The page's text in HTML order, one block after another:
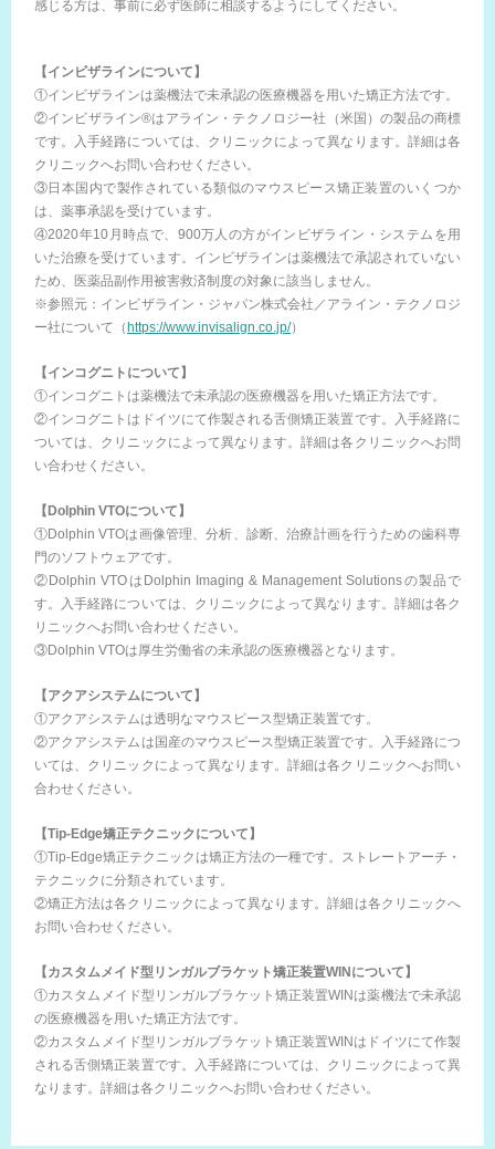
感じる方は、事前に必ず医師に相談するようにしてください。
【インビザラインについて】
①インビザラインは薬機法で未承認の医療機器を用いた矯正方法です。
②インビザライン®はアライン・テクノロジー社（米国）の製品の商標
です。入手経路については、クリニックによって異なります。詳細は各
クリニックへお問い合わせください。
③日本国内で製作されている類似のマウスピース矯正装置のいくつか
は、薬事承認を受けています。
④2020年10月時点で、900万人の方がインビザライン・システムを用
いた治療を受けています。インビザラインは薬機法で承認されていない
ため、医薬品副作用被害救済制度の対象に該当しません。
※参照元：インビザライン・ジャパン株式会社／アライン・テクノロジ
ー社について（ https://www.invisalign.co.jp/）
【インコグニトについて】
①インコグニトは薬機法で未承認の医療機器を用いた矯正方法です。
②インコグニトはドイツにて作製される舌側矯正装置です。入手経路に
ついては、クリニックによって異なります。詳細は各クリニックへお問
い合わせください。
【Dolphin VTOについて】
①Dolphin VTOは画像管理、分析、診断、治療計画を行うための歯科専
門のソフトウェアです。
②Dolphin VTOはDolphin Imaging & Management Solutionsの製品で
す。入手経路については、クリニックによって異なります。詳細は各ク
リニックへお問い合わせください。
③Dolphin VTOは厚生労働省の未承認の医療機器となります。
【アクアシステムについて】
①アクアシステムは透明なマウスピース型矯正装置です。
②アクアシステムは国産のマウスピース型矯正装置です。入手経路につ
いては、クリニックによって異なります。詳細は各クリニックへお問い
合わせください。
【Tip-Edge矯正テクニックについて】
①Tip-Edge矯正テクニックは矯正方法の一種です。ストレートアーチ・
テクニックに分類されています。
②矯正方法は各クリニックによって異なります。詳細は各クリニックへ
お問い合わせください。
【カスタムメイド型リンガルブラケット矯正装置WINについて】
①カスタムメイド型リンガルブラケット矯正装置WINは薬機法で未承認
の医療機器を用いた矯正方法です。
②カスタムメイド型リンガルブラケット矯正装置WINはドイツにて作製
される舌側矯正装置です。入手経路については、クリニックによって異
なります。詳細は各クリニックへお問い合わせください。